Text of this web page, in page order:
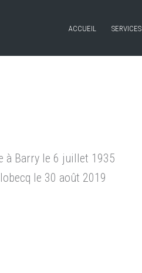
ACCUEIL SERVICES
à Barry le 6 juillet 1935
le 30 août 2019